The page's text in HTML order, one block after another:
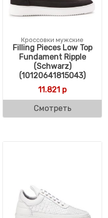
цена составляла 11.821
цена: 6.841 р.
Кроссовки мужские
Filling Pieces Low Top
Fundament Ripple
(Schwarz)
(10120641815043)
11.821 р
Смотреть